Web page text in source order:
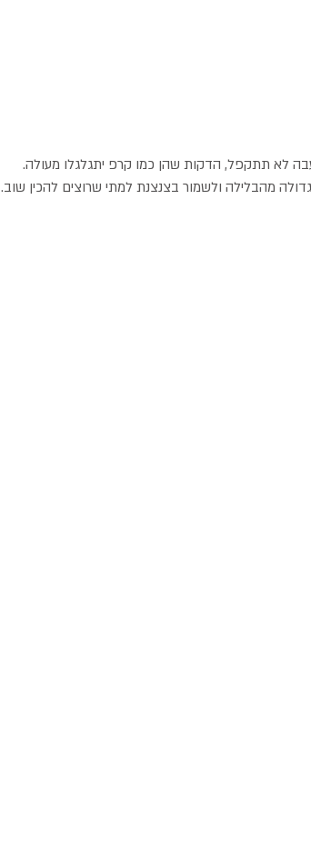
לא תתקפל, הדקות שהן כמו קרפ יתגלגלו מעולה.
מהבלילה ולשמור בצנצנת למתי שרוצים להכין שוב.